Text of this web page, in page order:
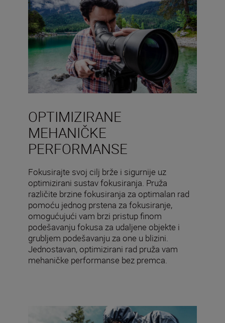
OPTIMIZIRANE
MEHANIČKE
PERFORMANSE
Fokusirajte svoj cilj brže i sigurnije uz
optimizirani sustav fokusiranja. Pruža
različite brzine fokusiranja za optimalan rad
pomoću jednog prstena za fokusiranje,
omogućujući vam brzi pristup finom
podešavanju fokusa za udaljene objekte i
grubljem podešavanju za one u blizini.
Jednostavan, optimizirani rad pruža vam
mehaničke performanse bez premca.